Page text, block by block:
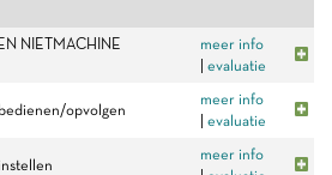
NIETMACHINE
meer info
evaluatie
opvolgen
meer info
evaluatie
meer info